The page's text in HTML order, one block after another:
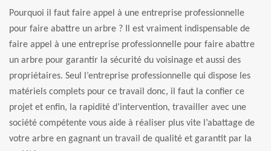
Pourquoi il faut faire appel à une entreprise professionnelle
pour faire abattre un arbre ? Il est vraiment indispensable de
faire appel à une entreprise professionnelle pour faire abattre
un arbre pour garantir la sécurité du voisinage et aussi des
propriétaires. Seul l’entreprise professionnelle qui dispose les
matériels complets pour ce travail donc, il faut la confier ce
projet et enfin, la rapidité d’intervention, travailler avec une
société compétente vous aide à réaliser plus vite l’abattage de
votre arbre en gagnant un travail de qualité et garantit par la